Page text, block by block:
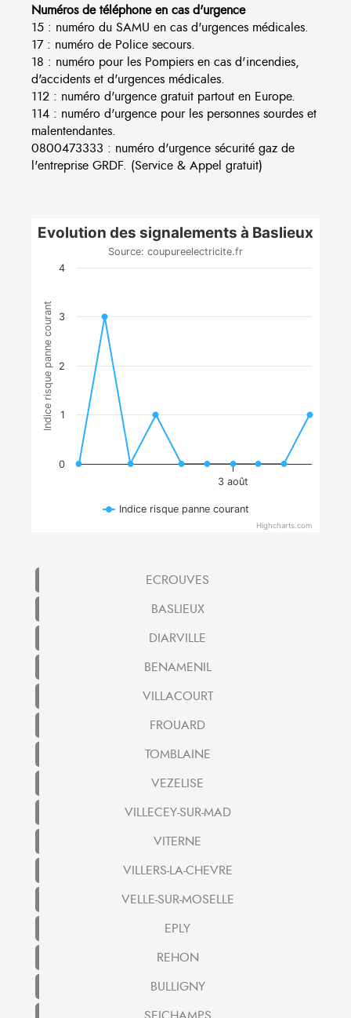
Numéros de téléphone en cas d'urgence
15 : numéro du SAMU en cas d'urgences médicales.
17 : numéro de Police secours.
18 : numéro pour les Pompiers en cas d'incendies,
d'accidents et d'urgences médicales.
112 : numéro d'urgence gratuit partout en Europe.
114 : numéro d'urgence pour les personnes sourdes et
malentendantes.
0800473333 : numéro d'urgence sécurité gaz de
l'entreprise GRDF. (Service & Appel gratuit)
Indice risque panne courant
Evolution des signalements à Baslieux
Source: coupureelectricite.fr
3 août
0
1
2
3
4
Indice risque panne courant
Highcharts.com
ECROUVES
BASLIEUX
DIARVILLE
BENAMENIL
VILLACOURT
FROUARD
TOMBLAINE
VEZELISE
VILLECEY-SUR-MAD
VITERNE
VILLERS-LA-CHEVRE
VELLE-SUR-MOSELLE
EPLY
REHON
BULLIGNY